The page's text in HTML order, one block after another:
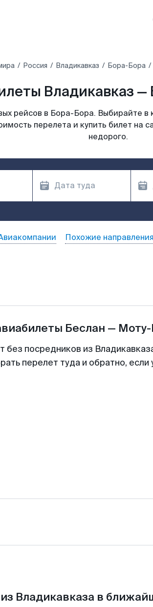
Россия Владикавказ Бора-Бора
Владикавказ —
рейсов в Бора-Бора. Выбирайте в
перелета и купить билет на
недорого.
Похожие направления
Беслан —
без посредников из
перелет туда и обратно,
Владикавказа в